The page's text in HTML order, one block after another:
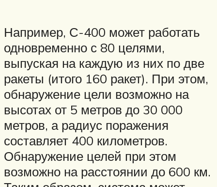
Например, С-400 может работать
одновременно с 80 целями,
выпуская на каждую из них по две
ракеты (итого 160 ракет). При этом,
обнаружение цели возможно на
высотах от 5 метров до 30 000
метров, а радиус поражения
составляет 400 километров.
Обнаружение целей при этом
возможно на расстоянии до 600 км.